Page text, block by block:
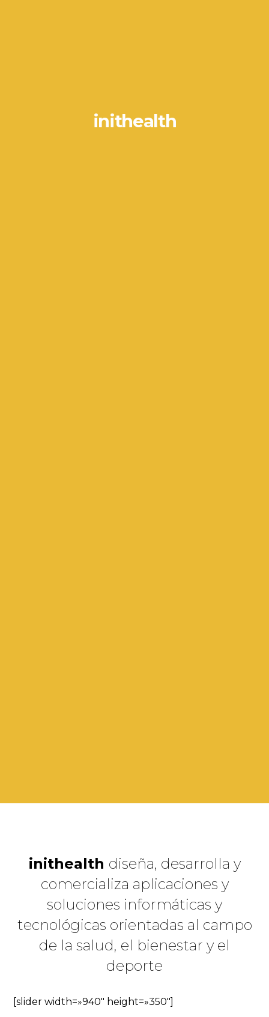
inithealth
inithealth diseña, desarrolla y
comercializa aplicaciones y
soluciones informáticas y
tecnológicas orientadas al campo
de la salud, el bienestar y el
deporte
[slider width=»940″ height=»350″]